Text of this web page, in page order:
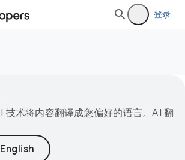
登录
技术将内容翻译成您偏好的语言。AI 翻